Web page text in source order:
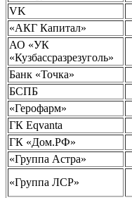
VK
«АКГ Капитал»
АО «УК
«Кузбассразрезуголь»
Банк «Точка»
БСПБ
«Герофарм»
ГК Eqvanta
ГК «Дом.РФ»
«Группа Астра»
«Группа ЛСР»